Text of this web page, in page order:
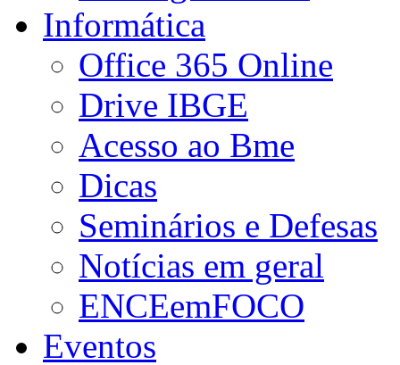
Informática
Office 365 Online
Drive IBGE
Acesso ao Bme
Dicas
Seminários e Defesas
Notícias em geral
ENCEemFOCO
Eventos